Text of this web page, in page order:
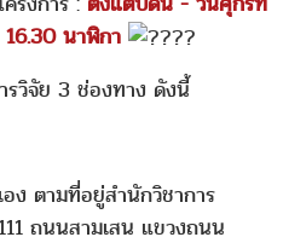
นาฬิกา
รวิจัย 3 ช่องทาง ดังนี้
ง ตามที่อยู่สำนักวิชาการ
ถนนสามเสน แขวงถนน